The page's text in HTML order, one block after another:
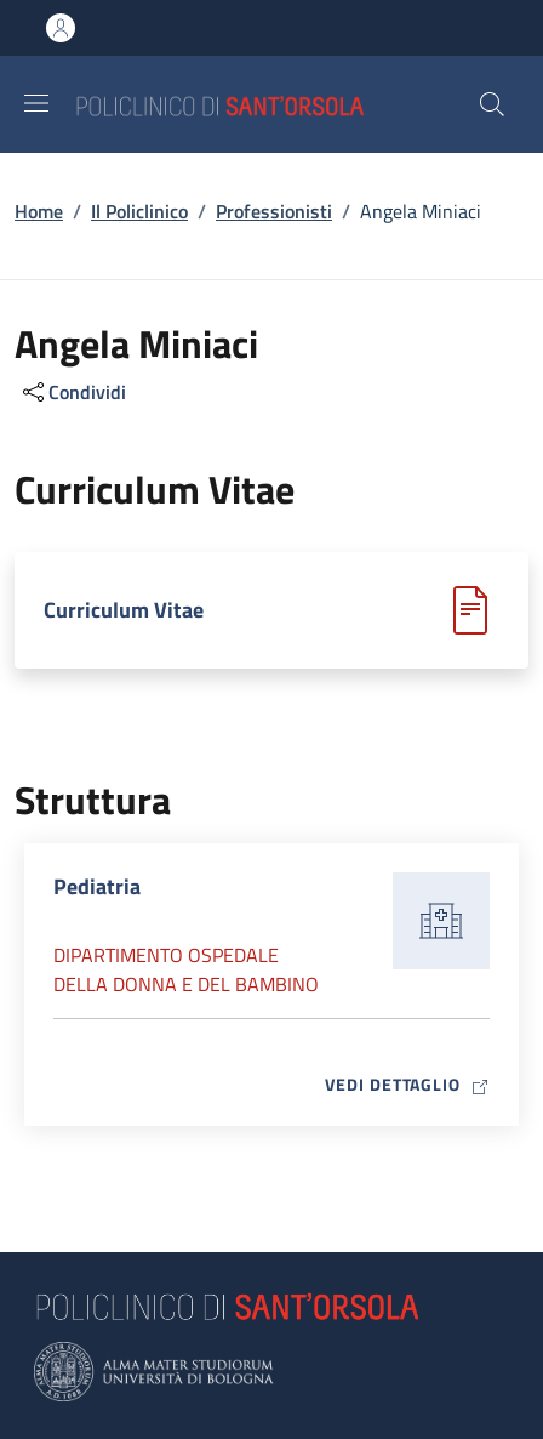
al contenuto principale
to footer content
Briciole di pane
Home / Il Policlinico / Professionisti / Angela Miniaci
Angela Miniaci
Condividi
Curriculum Vitae
Curriculum Vitae
Struttura
Pediatria
DIPARTIMENTO OSPEDALE
DELLA DONNA E DEL BAMBINO
VEDI DETTAGLIO MAP ICON